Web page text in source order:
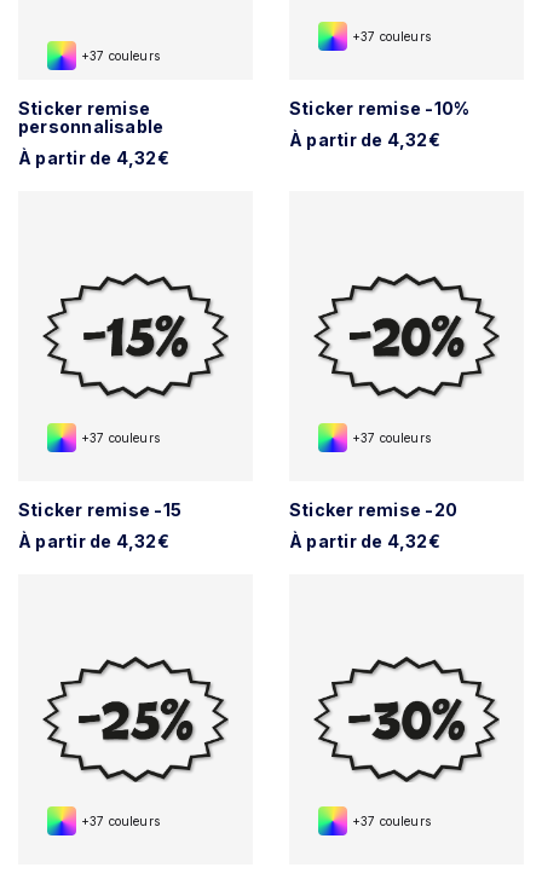
+37 couleurs
Sticker remise
personnalisable
À partir de 4,32€
+37 couleurs
Sticker remise -10%
À partir de 4,32€
+37 couleurs
Sticker remise -15
À partir de 4,32€
+37 couleurs
Sticker remise -20
À partir de 4,32€
+37 couleurs +37 couleurs